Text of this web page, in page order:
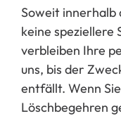
Soweit innerhalb
keine speziellere
verbleiben Ihre p
uns, bis der
entfällt. Wenn
Löschbegehren